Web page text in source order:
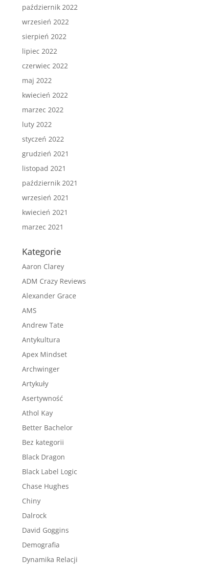
październik 2022
wrzesień 2022
sierpień 2022
lipiec 2022
czerwiec 2022
maj 2022
kwiecień 2022
marzec 2022
luty 2022
styczeń 2022
grudzień 2021
listopad 2021
październik 2021
wrzesień 2021
kwiecień 2021
marzec 2021
Kategorie
Aaron Clarey
ADM Crazy Reviews
Alexander Grace
AMS
Andrew Tate
Antykultura
Apex Mindset
Archwinger
Artykuły
Asertywność
Athol Kay
Better Bachelor
Bez kategorii
Black Dragon
Black Label Logic
Chase Hughes
Chiny
Dalrock
David Goggins
Demografia
Dynamika Relacji